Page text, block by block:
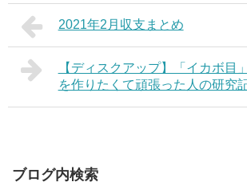
2021年2月収支まとめ
【ディスクアップ】「イカボ目
を作りたくて頑張った人の研究
ブログ内検索